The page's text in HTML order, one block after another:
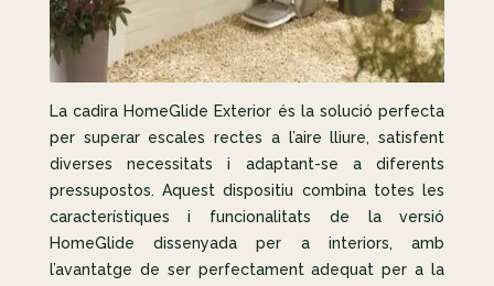
La cadira HomeGlide Exterior és la solució perfecta
per superar escales rectes a l’aire lliure, satisfent
diverses necessitats i adaptant-se a diferents
pressupostos. Aquest dispositiu combina totes les
característiques i funcionalitats de la versió
HomeGlide dissenyada per a interiors, amb
l’avantatge de ser perfectament adequat per a la